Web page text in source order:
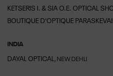
KETSERIS I. & SIA O.E. OPTICAL
BOUTIQUE D'OPTIQUE
INDIA
DAYAL OPTICAL, NEW DEHLI